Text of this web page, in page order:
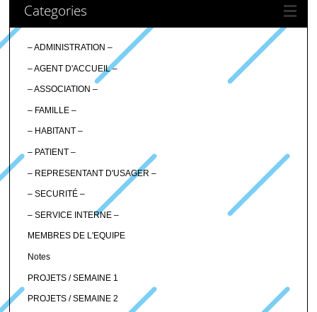
Categories
– ADMINISTRATION –
– AGENT D'ACCUEIL –
– ASSOCIATION –
– FAMILLE –
– HABITANT –
– PATIENT –
– REPRESENTANT D'USAGER –
– SECURITÉ –
– SERVICE INTERNE –
MEMBRES DE L'EQUIPE
Notes
PROJETS / SEMAINE 1
PROJETS / SEMAINE 2